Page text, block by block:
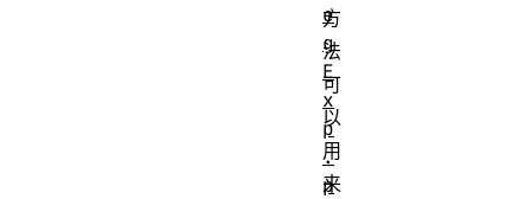
方
法
可
以
用
来
e
g
E
x
p
.
p